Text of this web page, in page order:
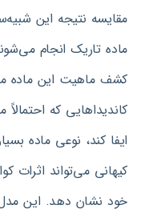
مقایسه نتیجه این
ماده تاریک انجام
کشف ماهیت این ماده
کاندیداهایی که
ایفا کند، نوعی ماده
کیهانی می‌تواند اثرات
خود نشان دهد. این مدل